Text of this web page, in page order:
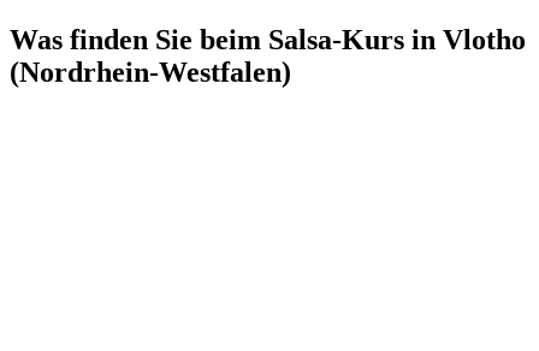
Was finden Sie beim Salsa-Kurs in Vlotho
(Nordrhein-Westfalen)